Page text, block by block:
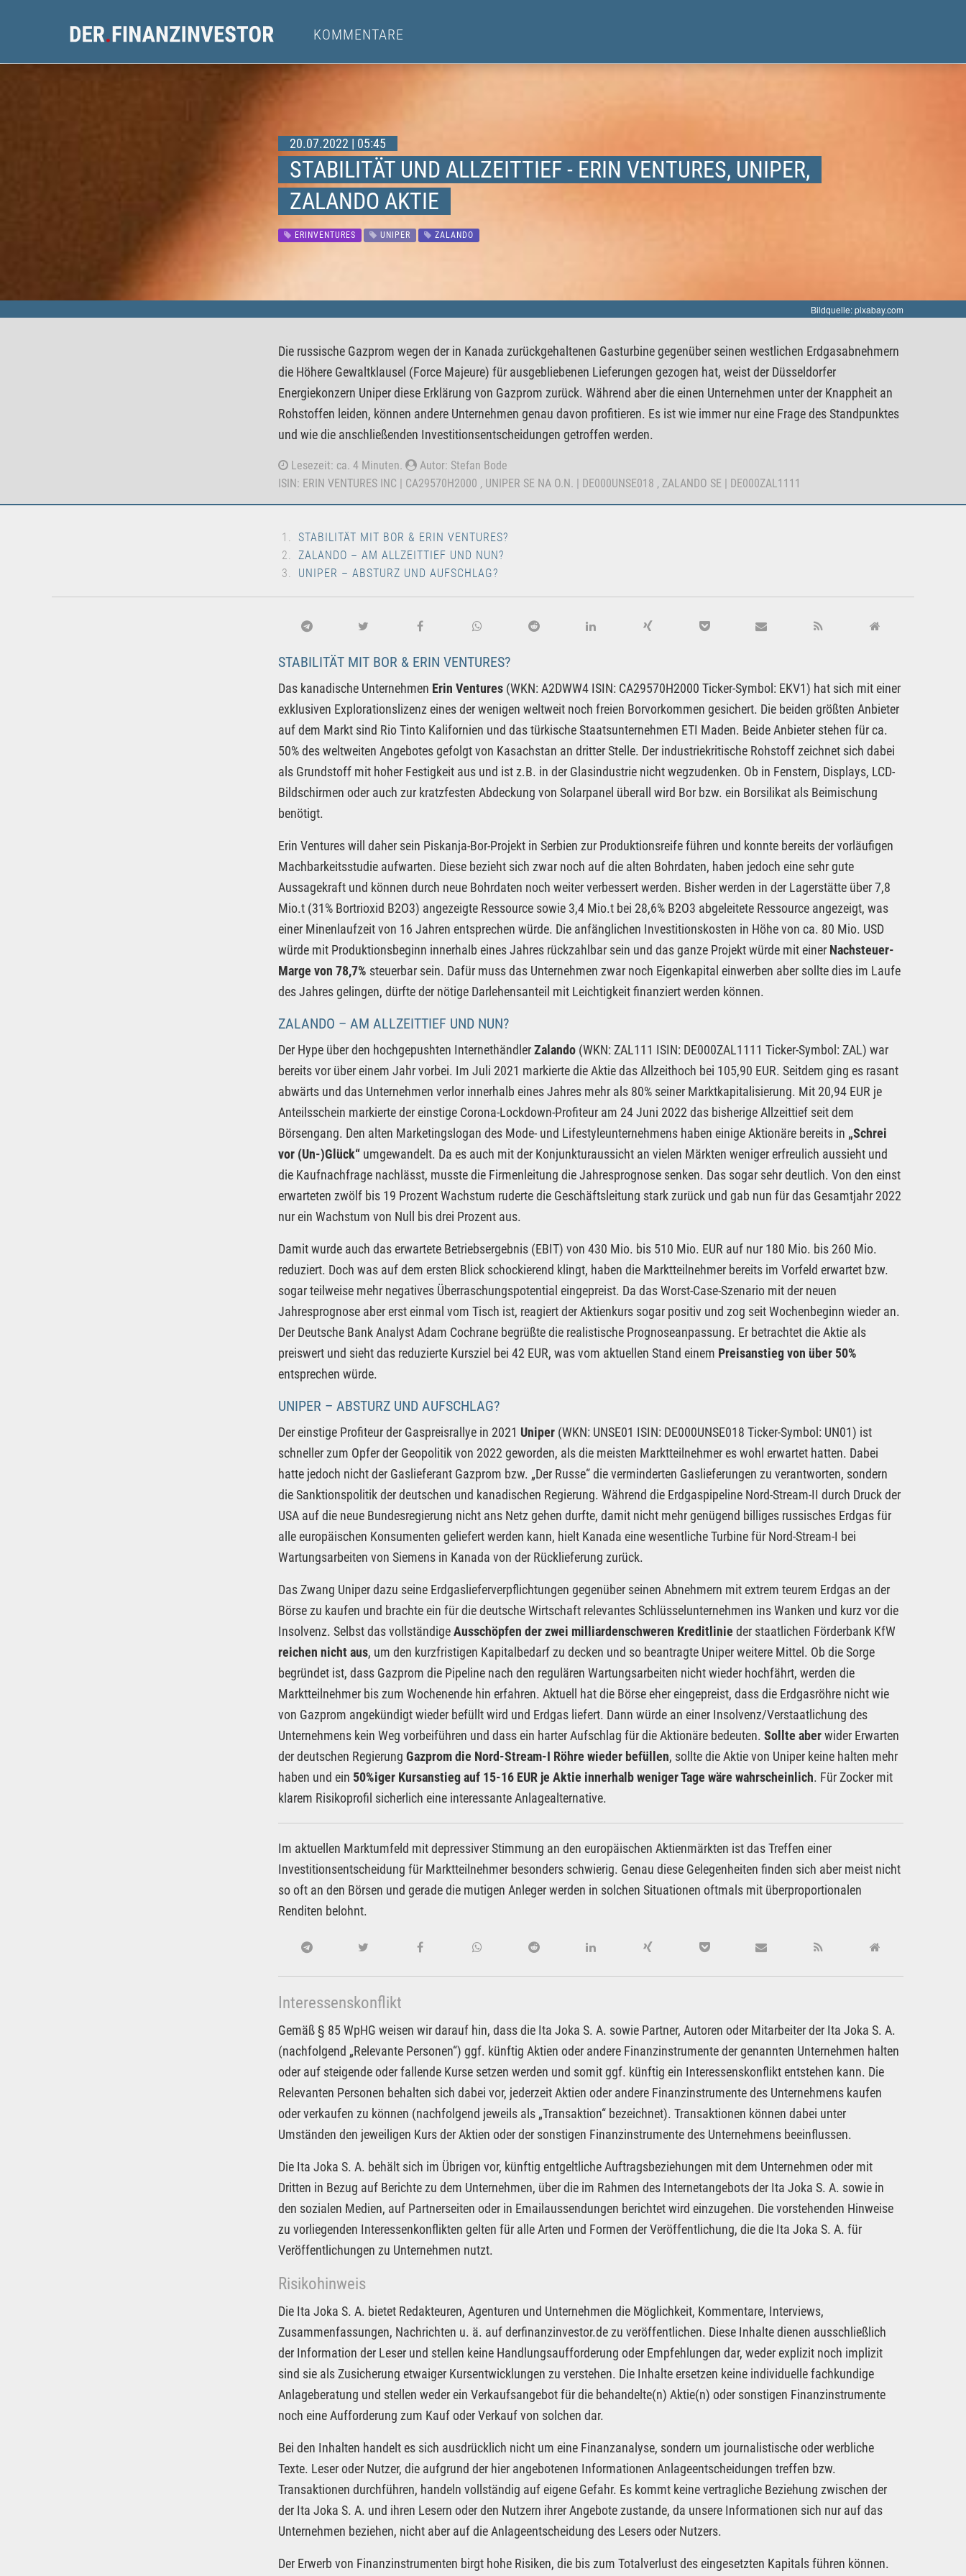
KOMMENTARE
20.07.2022 | 05:45
STABILITÄT UND ALLZEITTIEF - ERIN VENTURES, UNIPER,
ZALANDO AKTIE
ERINVENTURES UNIPER ZALANDO
Bildquelle: pixabay.com
Die russische Gazprom wegen der in Kanada zurückgehaltenen Gasturbine gegenüber seinen westlichen Erdgasabnehmern
die Höhere Gewaltklausel (Force Majeure) für ausgebliebenen Lieferungen gezogen hat, weist der Düsseldorfer
Energiekonzern Uniper diese Erklärung von Gazprom zurück. Während aber die einen Unternehmen unter der Knappheit an
Rohstoffen leiden, können andere Unternehmen genau davon profitieren. Es ist wie immer nur eine Frage des Standpunktes
und wie die anschließenden Investitionsentscheidungen getroffen werden.
Lesezeit: ca. 4 Minuten.
Autor: Stefan Bode
ISIN: ERIN VENTURES INC | CA29570H2000 , UNIPER SE NA O.N. | DE000UNSE018 , ZALANDO SE | DE000ZAL1111
STABILITÄT MIT BOR & ERIN VENTURES?
ZALANDO – AM ALLZEITTIEF UND NUN?
UNIPER – ABSTURZ UND AUFSCHLAG?
STABILITÄT MIT BOR & ERIN VENTURES?
Das kanadische Unternehmen Erin Ventures (WKN: A2DWW4 ISIN: CA29570H2000 Ticker-Symbol: EKV1) hat sich mit einer
exklusiven Explorationslizenz eines der wenigen weltweit noch freien Borvorkommen gesichert. Die beiden größten Anbieter
auf dem Markt sind Rio Tinto Kalifornien und das türkische Staatsunternehmen ETI Maden. Beide Anbieter stehen für ca.
50% des weltweiten Angebotes gefolgt von Kasachstan an dritter Stelle. Der industriekritische Rohstoff zeichnet sich dabei
als Grundstoff mit hoher Festigkeit aus und ist z.B. in der Glasindustrie nicht wegzudenken. Ob in Fenstern, Displays, LCD-
Bildschirmen oder auch zur kratzfesten Abdeckung von Solarpanel überall wird Bor bzw. ein Borsilikat als Beimischung
benötigt.
Erin Ventures will daher sein Piskanja-Bor-Projekt in Serbien zur Produktionsreife führen und konnte bereits der vorläufigen
Machbarkeitsstudie aufwarten. Diese bezieht sich zwar noch auf die alten Bohrdaten, haben jedoch eine sehr gute
Aussagekraft und können durch neue Bohrdaten noch weiter verbessert werden. Bisher werden in der Lagerstätte über 7,8
Mio.t (31% Bortrioxid B2O3) angezeigte Ressource sowie 3,4 Mio.t bei 28,6% B2O3 abgeleitete Ressource angezeigt, was
einer Minenlaufzeit von 16 Jahren entsprechen würde. Die anfänglichen Investitionskosten in Höhe von ca. 80 Mio. USD
würde mit Produktionsbeginn innerhalb eines Jahres rückzahlbar sein und das ganze Projekt würde mit einer Nachsteuer-
Marge von 78,7% steuerbar sein. Dafür muss das Unternehmen zwar noch Eigenkapital einwerben aber sollte dies im Laufe
des Jahres gelingen, dürfte der nötige Darlehensanteil mit Leichtigkeit finanziert werden können.
ZALANDO – AM ALLZEITTIEF UND NUN?
Der Hype über den hochgepushten InternethändlerZalando (WKN: ZAL111 ISIN: DE000ZAL1111 Ticker-Symbol: ZAL) war
bereits vor über einem Jahr vorbei. Im Juli 2021 markierte die Aktie das Allzeithoch bei 105,90 EUR. Seitdem ging es rasant
abwärts und das Unternehmen verlor innerhalb eines Jahres mehr als 80% seiner Marktkapitalisierung. Mit 20,94 EUR je
Anteilsschein markierte der einstige Corona-Lockdown-Profiteur am 24 Juni 2022 das bisherige Allzeittief seit dem
Börsengang. Den alten Marketingslogan des Mode- und Lifestyleunternehmens haben einige Aktionäre bereits in „Schrei
vor (Un-)Glück“ umgewandelt. Da es auch mit der Konjunkturaussicht an vielen Märkten weniger erfreulich aussieht und
die Kaufnachfrage nachlässt, musste die Firmenleitung die Jahresprognose senken. Das sogar sehr deutlich. Von den einst
erwarteten zwölf bis 19 Prozent Wachstum ruderte die Geschäftsleitung stark zurück und gab nun für das Gesamtjahr 2022
nur ein Wachstum von Null bis drei Prozent aus.
Damit wurde auch das erwartete Betriebsergebnis (EBIT) von 430 Mio. bis 510 Mio. EUR auf nur 180 Mio. bis 260 Mio.
reduziert. Doch was auf dem ersten Blick schockierend klingt, haben die Marktteilnehmer bereits im Vorfeld erwartet bzw.
sogar teilweise mehr negatives Überraschungspotential eingepreist. Da das Worst-Case-Szenario mit der neuen
Jahresprognose aber erst einmal vom Tisch ist, reagiert der Aktienkurs sogar positiv und zog seit Wochenbeginn wieder an.
Der Deutsche Bank Analyst Adam Cochrane begrüßte die realistische Prognoseanpassung. Er betrachtet die Aktie als
preiswert und sieht das reduzierte Kursziel bei 42 EUR, was vom aktuellen Stand einem Preisanstieg von über 50%
entsprechen würde.
UNIPER – ABSTURZ UND AUFSCHLAG?
Der einstige Profiteur der Gaspreisrallye in 2021 Uniper (WKN: UNSE01 ISIN: DE000UNSE018 Ticker-Symbol: UN01) ist
schneller zum Opfer der Geopolitik von 2022 geworden, als die meisten Marktteilnehmer es wohl erwartet hatten. Dabei
hatte jedoch nicht der Gaslieferant Gazprom bzw. „Der Russe“ die verminderten Gaslieferungen zu verantworten, sondern
die Sanktionspolitik der deutschen und kanadischen Regierung. Während die Erdgaspipeline Nord-Stream-II durch Druck der
USA auf die neue Bundesregierung nicht ans Netz gehen durfte, damit nicht mehr genügend billiges russisches Erdgas für
alle europäischen Konsumenten geliefert werden kann, hielt Kanada eine wesentliche Turbine für Nord-Stream-I bei
Wartungsarbeiten von Siemens in Kanada von der Rücklieferung zurück.
Das Zwang Uniper dazu seine Erdgaslieferverpflichtungen gegenüber seinen Abnehmern mit extrem teurem Erdgas an der
Börse zu kaufen und brachte ein für die deutsche Wirtschaft relevantes Schlüsselunternehmen ins Wanken und kurz vor die
Insolvenz. Selbst das vollständigeAusschöpfen der zwei milliardenschweren Kreditlinie der staatlichen Förderbank KfW
reichen nicht aus, um den kurzfristigen Kapitalbedarf zu decken und so beantragte Uniper weitere Mittel. Ob die Sorge
begründet ist, dass Gazprom die Pipeline nach den regulären Wartungsarbeiten nicht wieder hochfährt, werden die
Marktteilnehmer bis zum Wochenende hin erfahren. Aktuell hat die Börse eher eingepreist, dass die Erdgasröhre nicht wie
von Gazprom angekündigt wieder befüllt wird und Erdgas liefert. Dann würde an einer Insolvenz/Verstaatlichung des
Unternehmens kein Weg vorbeiführen und dass ein harter Aufschlag für die Aktionäre bedeuten. Sollte aberwider Erwarten
der deutschen Regierung Gazprom die Nord-Stream-I Röhre wieder befüllen, sollte die Aktie von Uniper keine halten mehr
haben und ein 50%iger Kursanstieg auf 15-16 EUR je Aktie innerhalb weniger Tage wäre wahrscheinlich. Für Zocker mit
klarem Risikoprofil sicherlich eine interessante Anlagealternative.
Im aktuellen Marktumfeld mit depressiver Stimmung an den europäischen Aktienmärkten ist das Treffen einer
Investitionsentscheidung für Marktteilnehmer besonders schwierig. Genau diese Gelegenheiten finden sich aber meist nicht
so oft an den Börsen und gerade die mutigen Anleger werden in solchen Situationen oftmals mit überproportionalen
Renditen belohnt.
Interessenskonflikt
Gemäß § 85 WpHG weisen wir darauf hin, dass die Ita Joka S. A. sowie Partner, Autoren oder Mitarbeiter der Ita Joka S. A.
(nachfolgend „Relevante Personen“) ggf. künftig Aktien oder andere Finanzinstrumente der genannten Unternehmen halten
oder auf steigende oder fallende Kurse setzen werden und somit ggf. künftig ein Interessenskonflikt entstehen kann. Die
Relevanten Personen behalten sich dabei vor, jederzeit Aktien oder andere Finanzinstrumente des Unternehmens kaufen
oder verkaufen zu können (nachfolgend jeweils als „Transaktion“ bezeichnet). Transaktionen können dabei unter
Umständen den jeweiligen Kurs der Aktien oder der sonstigen Finanzinstrumente des Unternehmens beeinflussen.
Die Ita Joka S. A. behält sich im Übrigen vor, künftig entgeltliche Auftragsbeziehungen mit dem Unternehmen oder mit
Dritten in Bezug auf Berichte zu dem Unternehmen, über die im Rahmen des Internetangebots der Ita Joka S. A. sowie in
den sozialen Medien, auf Partnerseiten oder in Emailaussendungen berichtet wird einzugehen. Die vorstehenden Hinweise
zu vorliegenden Interessenkonflikten gelten für alle Arten und Formen der Veröffentlichung, die die Ita Joka S. A. für
Veröffentlichungen zu Unternehmen nutzt.
Risikohinweis
Die Ita Joka S. A. bietet Redakteuren, Agenturen und Unternehmen die Möglichkeit, Kommentare, Interviews,
Zusammenfassungen, Nachrichten u. ä. auf derfinanzinvestor.de zu veröffentlichen. Diese Inhalte dienen ausschließlich
der Information der Leser und stellen keine Handlungsaufforderung oder Empfehlungen dar, weder explizit noch implizit
sind sie als Zusicherung etwaiger Kursentwicklungen zu verstehen. Die Inhalte ersetzen keine individuelle fachkundige
Anlageberatung und stellen weder ein Verkaufsangebot für die behandelte(n) Aktie(n) oder sonstigen Finanzinstrumente
noch eine Aufforderung zum Kauf oder Verkauf von solchen dar.
Bei den Inhalten handelt es sich ausdrücklich nicht um eine Finanzanalyse, sondern um journalistische oder werbliche
Texte. Leser oder Nutzer, die aufgrund der hier angebotenen Informationen Anlageentscheidungen treffen bzw.
Transaktionen durchführen, handeln vollständig auf eigene Gefahr. Es kommt keine vertragliche Beziehung zwischen der
der Ita Joka S. A. und ihren Lesern oder den Nutzern ihrer Angebote zustande, da unsere Informationen sich nur auf das
Unternehmen beziehen, nicht aber auf die Anlageentscheidung des Lesers oder Nutzers.
Der Erwerb von Finanzinstrumenten birgt hohe Risiken, die bis zum Totalverlust des eingesetzten Kapitals führen können.